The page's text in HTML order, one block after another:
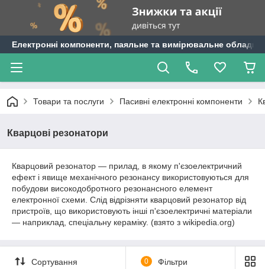
Електронні компоненти, паяльне та вимірювальне
Товари та послуги Пасивні електронні компоненти
Кварцові резонатори
Кварцовий резонатор — прилад, в якому п'єзоелектричний
ефект і явище механічного резонансу використовуються для
побудови високодобротного резонансного елемент
електронної схеми. Слід відрізняти кварцовий резонатор від
пристроїв, що використовують інші п'єзоелектричні матеріали
— наприклад, спеціальну кераміку. (взято з wikipedia.org)
Сортування 0 Фільтри